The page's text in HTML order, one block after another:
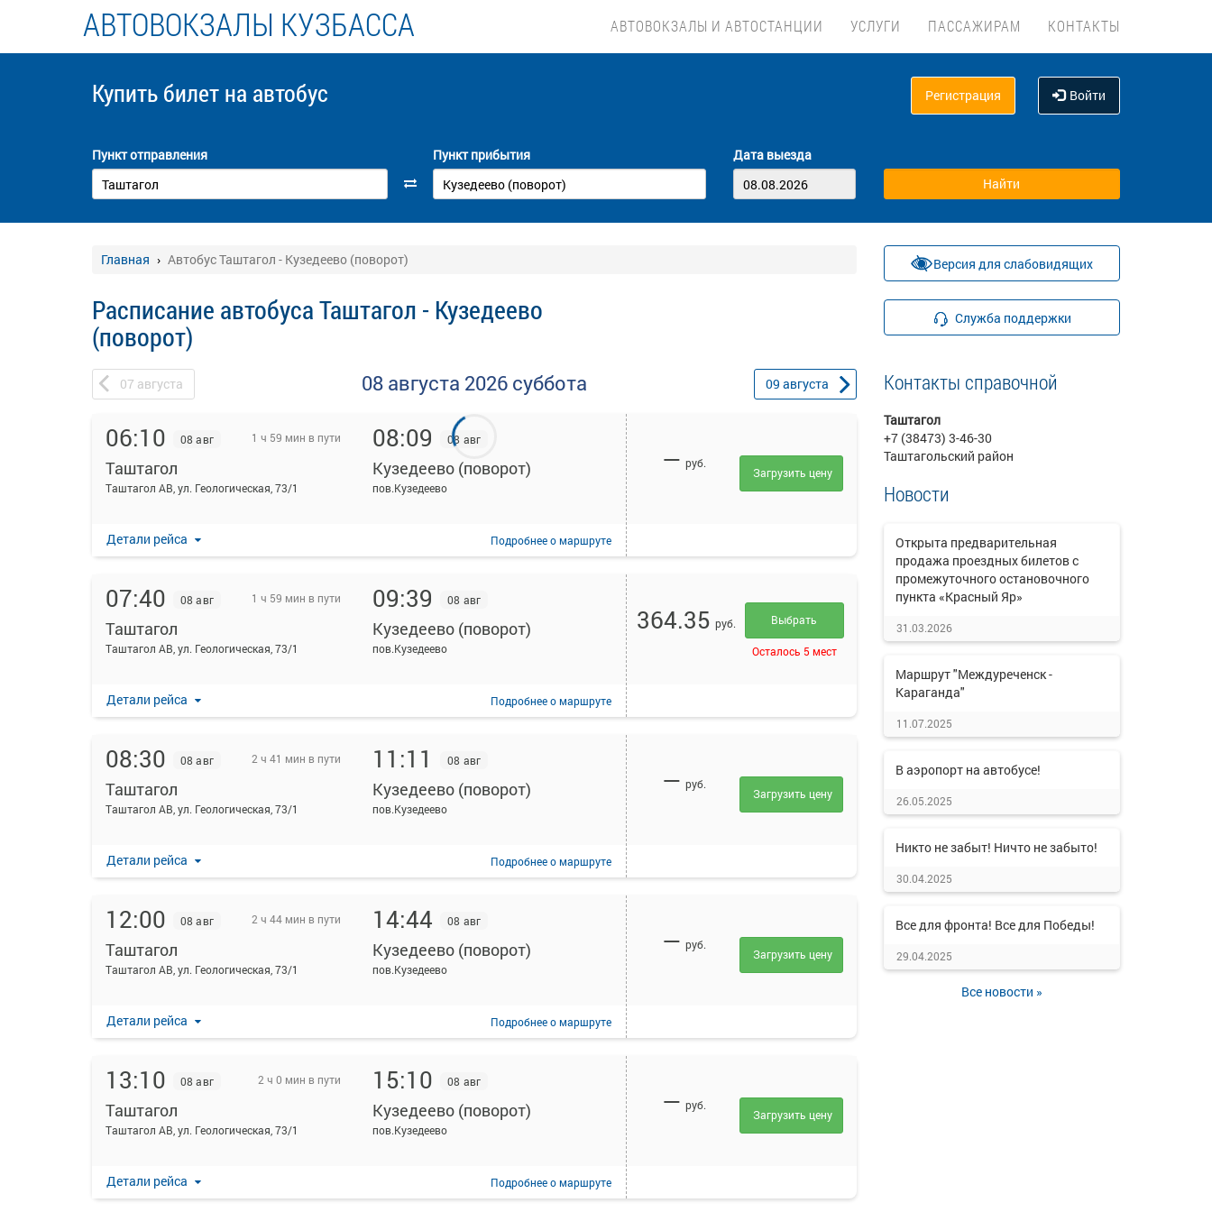
АВТОВОКЗАЛЫ КУЗБАССА АВТОВОКЗАЛЫ И АВТОСТАНЦИИ УСЛУГИ ПАССАЖИРАМ КОНТАКТЫ
Купить билет на автобус Регистрация Войти
Пункт отправления Пункт прибытия Дата выезда
Главная Автобус Таштагол - Кузедеево (поворот)
Расписание автобуса Таштагол - Кузедеево
(поворот)
07 августа 08 августа 2026 суббота 09 августа
06:10 08 авг 1 ч 59 мин в пути
Таштагол
Таштагол АВ, ул. Геологическая, 73/1
08:09 08 авг
Кузедеево (поворот)
пов.Кузедеево
Детали рейса Подробнеео маршруте
— руб.
Загрузить цену
07:40 08 авг 1 ч 59 мин в пути
Таштагол
Таштагол АВ, ул. Геологическая, 73/1
09:39 08 авг
Кузедеево (поворот)
пов.Кузедеево
Детали рейса Подробнеео маршруте
364.35 руб. Выбрать
Осталось 5 мест
08:30 08 авг 2 ч 41 мин в пути
Таштагол
Таштагол АВ, ул. Геологическая, 73/1
11:11 08 авг
Кузедеево (поворот)
пов.Кузедеево
Детали рейса Подробнеео маршруте
— руб.
Загрузить цену
12:00 08 авг 2 ч 44 мин в пути
Таштагол
Таштагол АВ, ул. Геологическая, 73/1
14:44 08 авг
Кузедеево (поворот)
пов.Кузедеево
Детали рейса Подробнеео маршруте
— руб.
Загрузить цену
13:10 08 авг 2 ч 0 мин в пути
Таштагол
Таштагол АВ, ул. Геологическая, 73/1
15:10 08 авг
Кузедеево (поворот)
пов.Кузедеево
Детали рейса Подробнеео маршруте
— руб.
Загрузить цену
Версия для слабовидящих
Служба поддержки
Контакты справочной
Таштагол
+7 (38473) 3-46-30
Таштагольский район
Новости
Открыта предварительная
продажа проездных билетов с
промежуточного остановочного
пункта «Красный Яр»
31.03.2026
Маршрут "Междуреченск -
Караганда"
11.07.2025
В аэропорт на автобусе!
26.05.2025
Никто не забыт! Ничто не забыто!
30.04.2025
Все для фронта! Все для Победы!
29.04.2025
Все новости »